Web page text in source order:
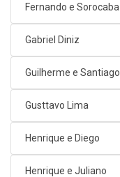
Fernando e Sorocaba
Gabriel Diniz
Guilherme e Santiago
Gusttavo Lima
Henrique e Diego
Henrique e Juliano